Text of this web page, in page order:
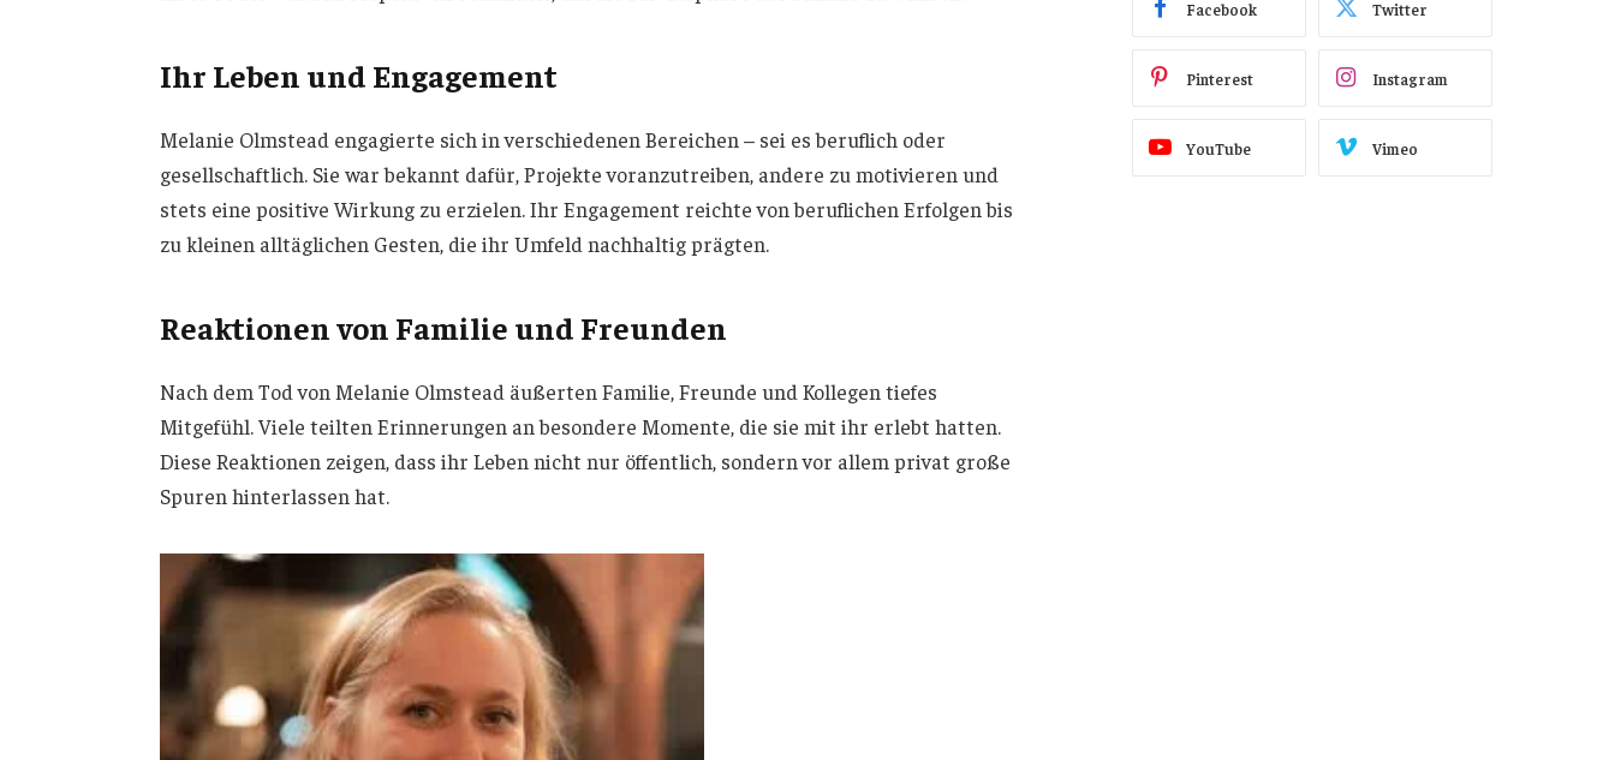
Ihr Leben und Engagement
Melanie Olmstead engagierte sich in verschiedenen Bereichen – sei es beruflich oder
gesellschaftlich. Sie war bekannt dafür, Projekte voranzutreiben, andere zu motivieren und
stets eine positive Wirkung zu erzielen. Ihr Engagement reichte von beruflichen Erfolgen bis
zu kleinen alltäglichen Gesten, die ihr Umfeld nachhaltig prägten.
Reaktionen von Familie und Freunden
Nach dem Tod von Melanie Olmstead äußerten Familie, Freunde und Kollegen tiefes
Mitgefühl. Viele teilten Erinnerungen an besondere Momente, die sie mit ihr erlebt hatten.
Diese Reaktionen zeigen, dass ihr Leben nicht nur öffentlich, sondern vor allem privat große
Spuren hinterlassen hat.
Facebook Twitter
Pinterest Instagram
YouTube Vimeo